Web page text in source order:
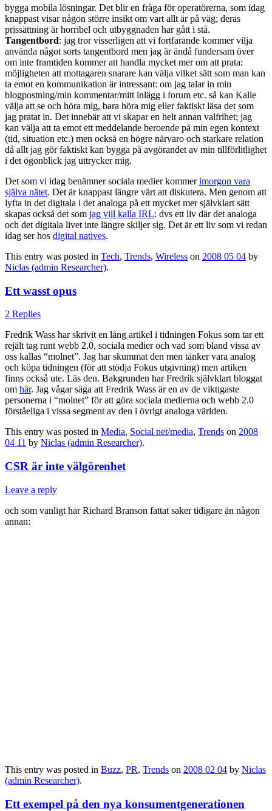
bygga mobila lösningar. Det blir en fråga för operatörerna, som idag
knappast visar någon större insikt om vart allt är på väg; deras
prissättning är horribel och utbyggnaden har gått i stå.
Tangentbord: jag tror visserligen att vi fortfarande kommer vilja
använda något sorts tangentbord men jag är ändå fundersam över
om inte framtiden kommer att handla mycket mer om att prata:
möjligheten att mottagaren snarare kan välja vilket sätt som man kan
ta emot en kommunikation är intressant: om jag talar in min
blogpostning/min kommentar/mitt inlägg i forum etc. så kan Kalle
välja att se och höra mig, bara höra mig eller faktiskt läsa det som
jag pratat in. Det innebär att vi skapar en helt annan valfrihet; jag
kan välja att ta emot ett meddelande beroende på min egen kontext
(tid, situation etc.) men också en högre närvaro och starkare relation
då allt jag gör faktiskt kan bygga på avgörandet av min tillförlitlighet
i det ögonblick jag uttrycker mig.
Det som vi idag benämner sociala medier kommerimorgon vara
själva nätet. Det är knappast längre värt att diskutera. Men genom att
lyfta in det digitala i det analoga på ett mycket mer självklart sätt
skapas också det som jag vill kalla IRL: dvs ett liv där det analoga
och det digitala livet inte längre skiljer sig. Det är ett liv som vi redan
idag ser hos digital natives.
This entry was posted in Tech, Trends, Wireless on 2008 05 04 by
Niclas (admin Researcher).
Ett wasst opus
2 Replies
Fredrik Wass har skrivit en lång artikel i tidningen Fokus som tar ett
rejält tag runt webb 2.0, sociala medier och vad som bland vissa av
oss kallas “molnet”. Jag har skummat den men tänker vara analog
och köpa tidningen (för att stödja Fokus utgivning) men artiken
finns också ute. Läs den. Bakgrunden har Fredrik självklart bloggat
om här. Jag vågar säga att Fredrik Wass är en av de viktigaste
personerna i “molnet” för att göra sociala medierna och webb 2.0
förståeliga i vissa segment av den i övrigt analoga världen.
This entry was posted in Media, Social net/media, Trends on 2008
04 11 by Niclas (admin Researcher).
CSR är inte välgörenhet
Leave a reply
och som vanligt har Richard Branson fattat saker tidigare än någon
annan:
This entry was posted in Buzz, PR, Trends on 2008 02 04 by Niclas
(admin Researcher).
Ett exempel på den nya konsumentgenerationen